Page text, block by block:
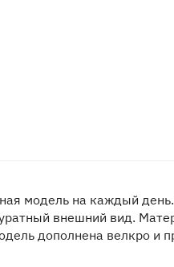
модель на каждый
внешний вид.
дополнена велкро и